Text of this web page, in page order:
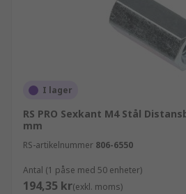
I lager
RS PRO Sexkant M4 Stål
mm
RS-artikelnummer 806-6550
Antal (1 påse med 50 enheter)
194,35 kr(exkl. moms)